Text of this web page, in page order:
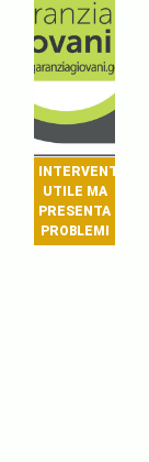
INTERVENTO
UTILE MA
PRESENTA
PROBLEMI